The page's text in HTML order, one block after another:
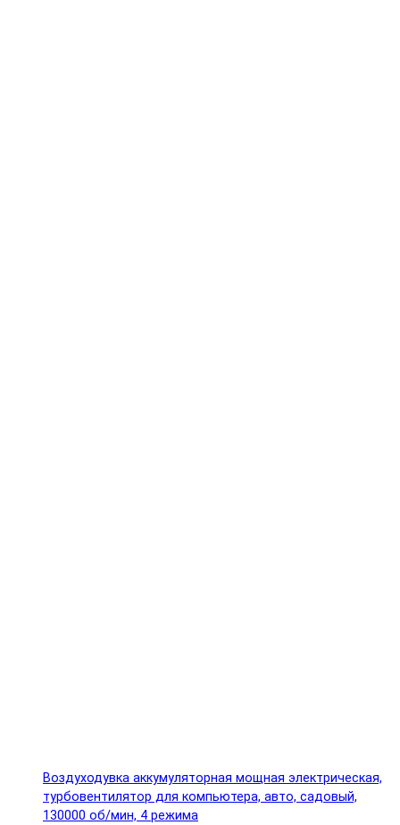
Воздуходувка аккумуляторная мощная электрическая,
турбовентилятор для компьютера, авто, садовый,
130000 об/мин, 4 режима